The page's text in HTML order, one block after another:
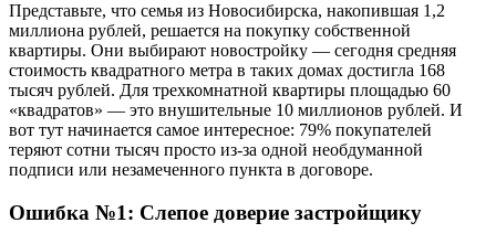
Представьте, что семья из Новосибирска, накопившая 1,2
миллиона рублей, решается на покупку собственной
квартиры. Они выбирают новостройку — сегодня средняя
стоимость квадратного метра в таких домах достигла 168
тысяч рублей. Для трехкомнатной квартиры площадью 60
«квадратов» — это внушительные 10 миллионов рублей. И
вот тут начинается самое интересное: 79% покупателей
теряют сотни тысяч просто из-за одной необдуманной
подписи или незамеченного пункта в договоре.
Ошибка №1: Слепое доверие застройщику